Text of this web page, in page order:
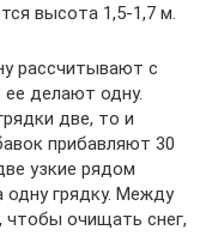
высота 1,5-1,7 м.
рассчитывают с
делают одну.
две, то и
прибавляют 30
узкие рядом
грядку. Между
очищать снег,